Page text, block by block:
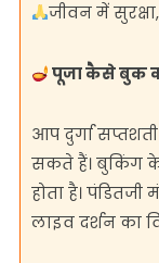
जीवन में
पूजा कैसे बुक
आप दुर्गा
सकते हैं। बुकिंग
होता है।
लाइव दर्शन का